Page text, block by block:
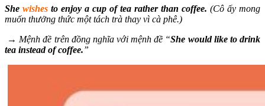
She wishes to enjoy a cup of tea rather than coffee. (Cô ấy mong
muốn thưởng thức một tách trà thay vì cà phê.)
→ Mệnh đề trên đồng nghĩa với mệnh đề “She would like to drink
tea instead of coffee.”